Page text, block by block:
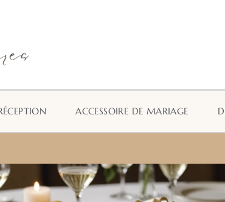
ACCESSOIRE DE MARIAGE